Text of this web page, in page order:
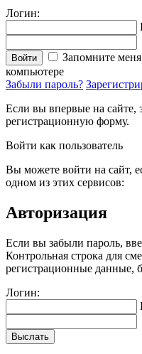
Логин:
Войти
Запомните
компьютере
Забыли пароль?
Если вы впервые на сайте,
регистрационную форму.
Войти как пользователь
Вы можете войти на сайт,
одном из этих сервисов:
Авторизация
Если вы забыли пароль,
Контрольная строка для
регистрационные данные,
Логин:
Выслать